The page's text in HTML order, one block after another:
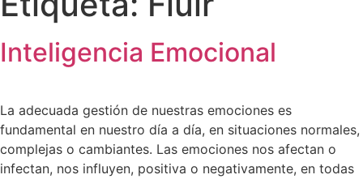
Inteligencia Emocional
La adecuada gestión de nuestras emociones es
fundamental en nuestro día a día, en situaciones normales,
complejas o cambiantes. Las emociones nos afectan o
infectan, nos influyen, positiva o negativamente, en todas